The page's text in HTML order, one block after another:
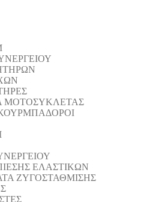
ΜΟΤΟΣΥΚΛΕΤΑΣ
ΕΛΑΣΤΙΚΩΝ
ΖΥΓΟΣΤΑΘΜΙΣΗΣ